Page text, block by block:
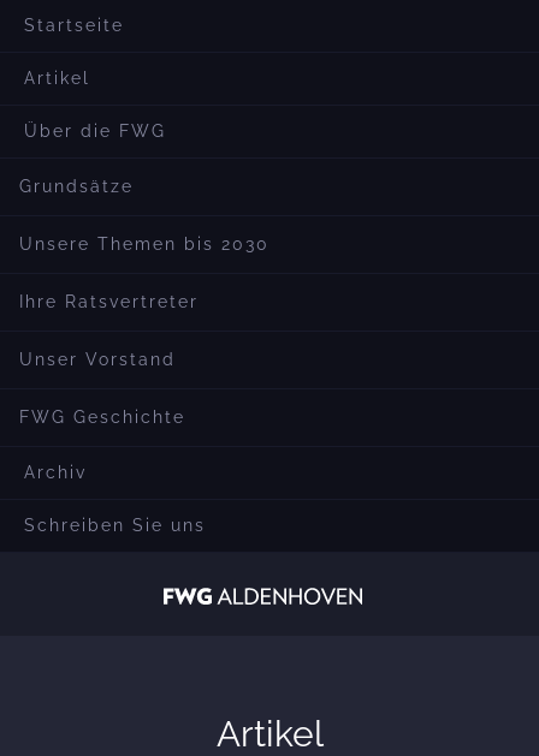
Startseite
Artikel
Über die FWG
Grundsätze
Unsere Themen bis 2030
Ihre Ratsvertreter
Unser Vorstand
FWG Geschichte
Archiv
Schreiben Sie uns
Artikel